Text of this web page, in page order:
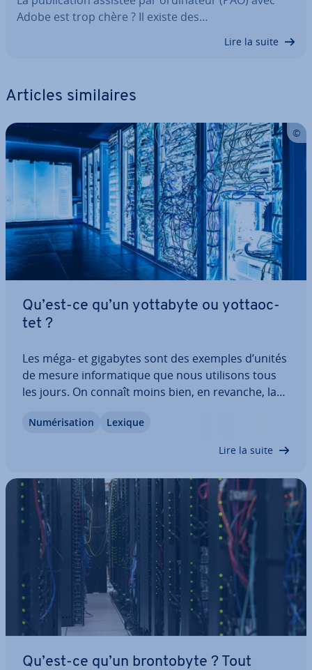
Adobe est trop chère ? Il existe des…
Lire la suite
Articles si­mi­laires
Qu’est-ce qu’un yottabyte ou yot­taoc­
tet ?
Les méga- et gigabytes sont des exemples d’unités
de mesure in­for­ma­tique que nous utilisons tous
les jours. On connaît moins bien, en revanche, la
données : le yottabyte. Celui-ci donne un aperçu
Nu­mé­ri­sa­tion Lexique
Lire la suite
Qu’est-ce qu’un bron­to­byte ? Tout